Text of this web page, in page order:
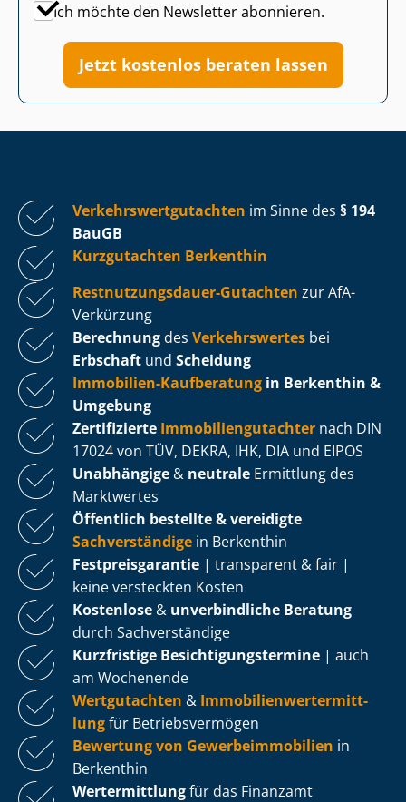
Ich möchte den Newsletter abonnieren.
Jetzt kostenlos beraten lassen
Ver­kehrs­wert­gut­ach­ten im Sinne des § 194
BauGB
Kurzgutachten Berkenthin
Rest­nut­zungs­dau­er-Gutachten zur AfA-
Verkürzung
Berechnung des Verkehrswertes bei
Erbschaft und Scheidung
Immobilien-Kaufberatung in Berkenthin &
Umgebung
Zertifizierte Im­mo­bi­li­en­gut­ach­ter nach DIN
17024 von TÜV, DEKRA, IHK, DIA und EIPOS
Unabhängige & neutrale Ermittlung des
Marktwertes
Öffentlich bestellte & vereidigte
Sachverständige in Berkenthin
Fest­preis­ga­ran­tie | transparent & fair |
keine versteckten Kosten
Kostenlose & unverbindliche Beratung
durch Sachverständige
Kurzfristige Be­sich­ti­gungs­ter­mi­ne | auch
am Wochenende
Wertgutachten & Im­mo­bi­li­en­wert­ermitt­
lungfür Be­triebs­ver­mö­gen
Bewertung von Ge­wer­be­im­mo­bi­li­en in
Berkenthin
Wertermittlungfür das Finanzamt